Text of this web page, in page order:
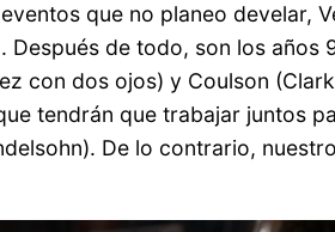
que no planeo develar,
de todo, son los
con dos ojos) y Coulson
tendrán que trabajar juntos
De lo contrario,